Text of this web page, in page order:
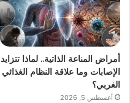
أمراض المناعة الذاتية.. لماذا تتزايد
الإصابات وما علاقة النظام الغذائي
الغربي؟
أغسطس 5, 2026